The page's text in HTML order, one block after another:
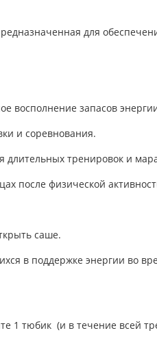
для
восполнение запасов
и соревнования.
длительных тренировок и
после физической
саше.
в поддержке энергии во
1 тюбик (и в течение всей